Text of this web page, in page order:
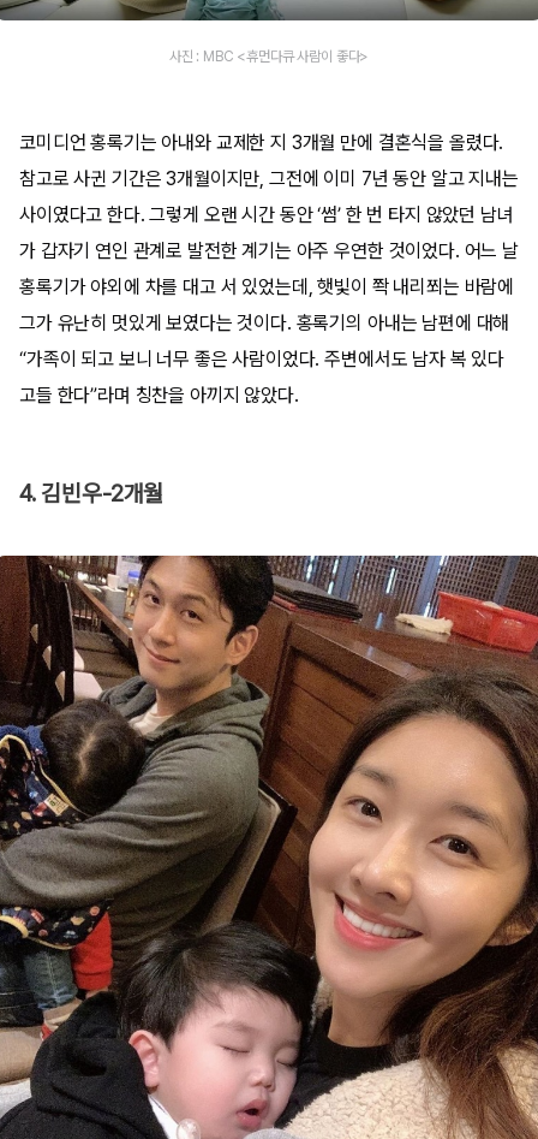
사진 : MBC <휴먼다큐 사람이 좋다>
코미디언 홍록기는 아내와 교제한 지 3개월 만에 결혼식을 올렸다.
참고로 사귄 기간은 3개월이지만, 그전에 이미 7년 동안 알고 지내는
사이였다고 한다. 그렇게 오랜 시간 동안 ‘썸’ 한 번 타지 않았던 남녀
가 갑자기 연인 관계로 발전한 계기는 아주 우연한 것이었다. 어느 날
홍록기가 야외에 차를 대고 서 있었는데, 햇빛이 쫙 내리쬐는 바람에
그가 유난히 멋있게 보였다는 것이다. 홍록기의 아내는 남편에 대해
“가족이 되고 보니 너무 좋은 사람이었다. 주변에서도 남자 복 있다
고들 한다”라며 칭찬을 아끼지 않았다.
4. 김빈우-2개월